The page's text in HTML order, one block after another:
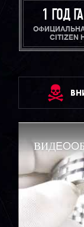
1 ГОД
CITIZEN